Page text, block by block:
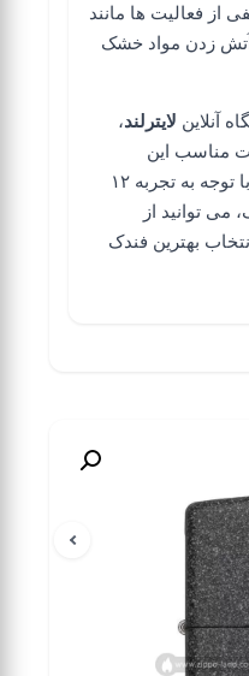
از فعالیت ها مانند
زدن مواد خشک
آنلاین لایترلند،
مناسب این
محصول بهره مند شوید. همچنین، با توجه به تجربه ۱۲
توانید از
بهترین فندک